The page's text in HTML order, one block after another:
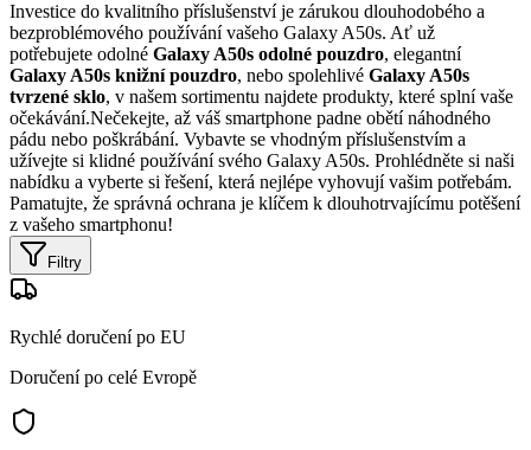
Investice do kvalitního příslušenství je zárukou dlouhodobého a
bezproblémového používání vašeho Galaxy A50s. Ať už
potřebujete odolné Galaxy A50s odolné pouzdro, elegantní
Galaxy A50s knižní pouzdro, nebo spolehlivé Galaxy A50s
tvrzené sklo, v našem sortimentu najdete produkty, které splní vaše
očekávání.Nečekejte, až váš smartphone padne obětí náhodného
pádu nebo poškrábání. Vybavte se vhodným příslušenstvím a
užívejte si klidné používání svého Galaxy A50s. Prohlédněte si naši
nabídku a vyberte si řešení, která nejlépe vyhovují vašim potřebám.
Pamatujte, že správná ochrana je klíčem k dlouhotrvajícímu potěšení
z vašeho smartphonu!
Filtry
Rychlé doručení po EU
Doručení po celé Evropě